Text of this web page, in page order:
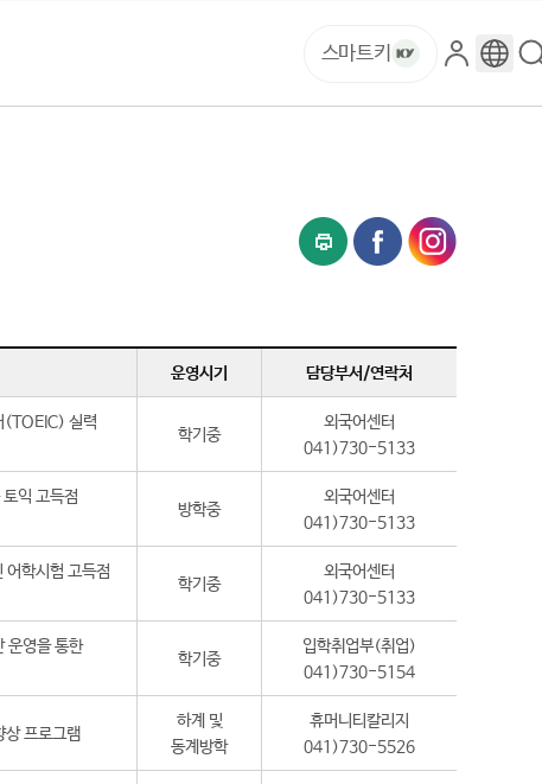
스마트키
로
구
운영시기 담당부서/연락처
(TOEIC) 실력
학기중
외국어센터
041)730-5133
익 고득점
방학중
외국어센터
041)730-5133
학시험 고득점
학기중
외국어센터
041)730-5133
운영을 통한
학기중
입학취업부(취업)
041)730-5154
프로그램
하계 및
동계방학
휴머니티칼리지
041)730-5526